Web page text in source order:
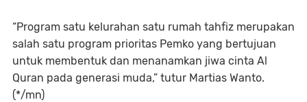
“Program satu kelurahan satu rumah tahfiz merupakan
salah satu program prioritas Pemko yang bertujuan
untuk membentuk dan menanamkan jiwa cinta Al
Quran pada generasi muda,” tutur Martias Wanto.
(*/mn)